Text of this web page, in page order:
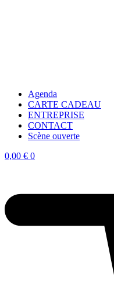
Agenda
CARTE CADEAU
ENTREPRISE
CONTACT
Scène ouverte
0,00 € 0